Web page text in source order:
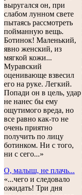
выругался он, при
слабом лунном свете
пытаясь рассмотреть
пойманную вещь.
Ботинок! Маленький,
явно женский, из
мягкой кожи...
Муравский
оценивающе взвесил
его на руке. Легкий.
Попади он в цель, удар
не нанес бы ему
ощутимого вреда, но
все равно как-то не
очень приятно
получить по лицу
ботинком. Ни с того,
ни с сего...»
О, малыш, не плачь...
«...чего и следовало
ожидать! Три дня